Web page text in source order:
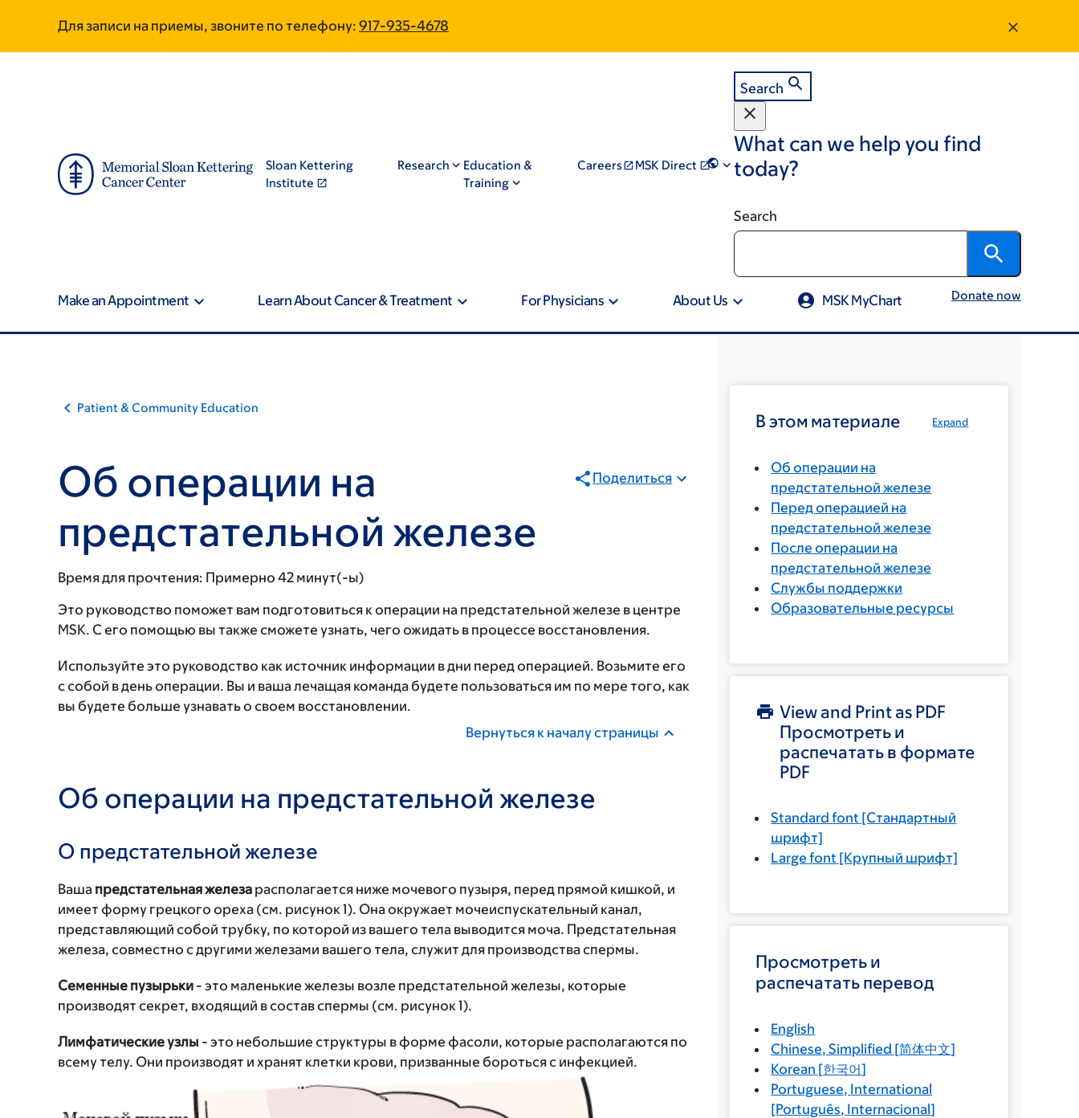
main
footer
Для записи на приемы, звоните по телефону: 917-935-4678
Sloan Kettering
Institute
Research
Education &
Training
Careers MSK Direct
Search
What can we help you find
today?
Search
Make an Appointment Learn About Cancer & Treatment For Physicians About Us MSK MyChart Donate now
Patient & Community Education
Об операции на
предстательной железе
Поделиться
Время для прочтения: Примерно 42 минут(-ы)
Это руководство поможет вам подготовиться к операции на предстательной железе в центре
MSK. С его помощью вы также сможете узнать, чего ожидать в процессе восстановления.
Используйте это руководство как источник информации в дни перед операцией. Возьмите его
с собой в день операции. Вы и ваша лечащая команда будете пользоваться им по мере того, как
вы будете больше узнавать о своем восстановлении.
Вернуться к началу страницы
Об операции на предстательной железе
О предстательной железе
Ваша предстательная железа располагается ниже мочевого пузыря, перед прямой кишкой, и
имеет форму грецкого ореха (см. рисунок 1). Она окружает мочеиспускательный канал,
представляющий собой трубку, по которой из вашего тела выводится моча. Предстательная
железа, совместно с другими железами вашего тела, служит для производства спермы.
Семенные пузырьки - это маленькие железы возле предстательной железы, которые
производят секрет, входящий в состав спермы (см. рисунок 1).
Лимфатические узлы - это небольшие структуры в форме фасоли, которые располагаются по
всему телу. Они производят и хранят клетки крови, призванные бороться с инфекцией.
Expand
В этом материале
Об операции на
предстательной железе
Перед операцией на
предстательной железе
После операции на
предстательной железе
Службы поддержки
Образовательные ресурсы
View and Print as PDF
Просмотреть и
распечатать в формате
PDF
Standard font [Стандартный
шрифт]
Large font [Крупный шрифт]
Просмотреть и
распечатать перевод
English
Chinese, Simplified [简体中文]
Korean [한국어]
Portuguese, International
[Português, Internacional]